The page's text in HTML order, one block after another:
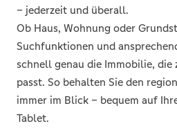
– jederzeit und überall.
Ob Haus, Wohnung oder
Suchfunktionen und
schnell genau die Immobilie, die
passt. So behalten Sie den
immer im Blick – bequem auf
Tablet.